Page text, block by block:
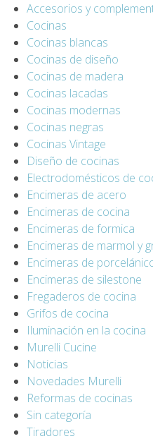
Accesorios y
Cocinas
Cocinas blancas
Cocinas de diseño
Cocinas de madera
Cocinas lacadas
Cocinas modernas
Cocinas negras
Cocinas Vintage
Diseño de cocinas
Electrodomésticos de
Encimeras de acero
Encimeras de cocina
Encimeras de formica
Encimeras de marmol y
Encimeras de
Encimeras de silestone
Fregaderos de cocina
Grifos de cocina
Iluminación en la cocina
Murelli Cucine
Noticias
Novedades Murelli
Reformas de cocinas
Sin categoría
Tiradores